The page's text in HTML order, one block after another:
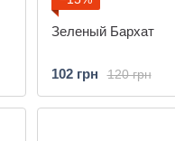
Зеленый Бархат
120 грн
102 грн